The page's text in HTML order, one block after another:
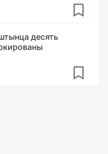
десять